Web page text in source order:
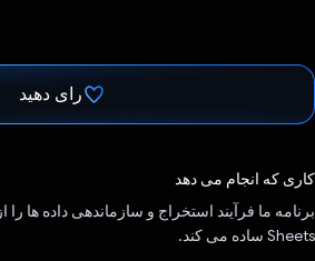
رای دهید
کاری که انجام می دهد
Sheets ساده می کند.